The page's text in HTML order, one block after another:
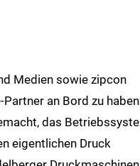
Medien sowie zipcon
an Bord zu
das
eigentlichen Druck